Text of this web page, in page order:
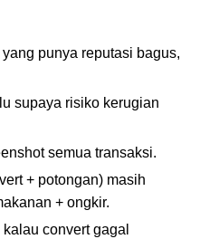
punya reputasi bagus,
supaya risiko kerugian
semua transaksi.
+ potongan) masih
+ ongkir.
convert gagal